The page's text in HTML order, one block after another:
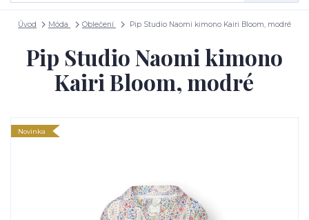
Úvod Móda Oblečení Pip Studio Naomi kimono Kairi Bloom, modré
Pip Studio Naomi kimono
Kairi Bloom, modré
Novinka